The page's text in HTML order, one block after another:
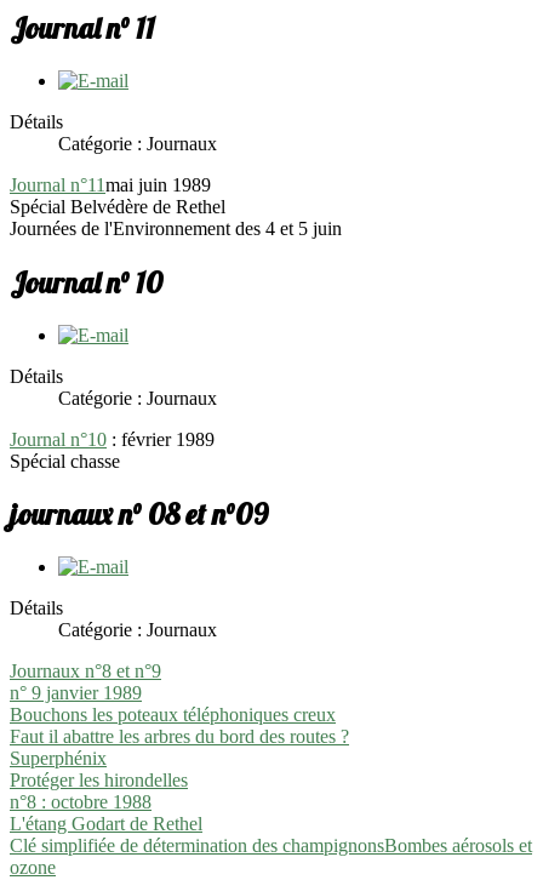
Journal n° 11
Détails
Catégorie : Journaux
Journal n°11mai juin 1989
Spécial Belvédère de Rethel
Journées de l'Environnement des 4 et 5 juin
Journal n° 10
Détails
Catégorie : Journaux
Journal n°10 : février 1989
Spécial chasse
journaux n° 08 et n°09
Détails
Catégorie : Journaux
Journaux n°8 et n°9
n° 9 janvier 1989
Bouchons les poteaux téléphoniques creux
Faut il abattre les arbres du bord des routes ?
Superphénix
Protéger les hirondelles
n°8 : octobre 1988
L'étang Godart de Rethel
Clé simplifiée de détermination des champignonsBombes aérosols et
ozone